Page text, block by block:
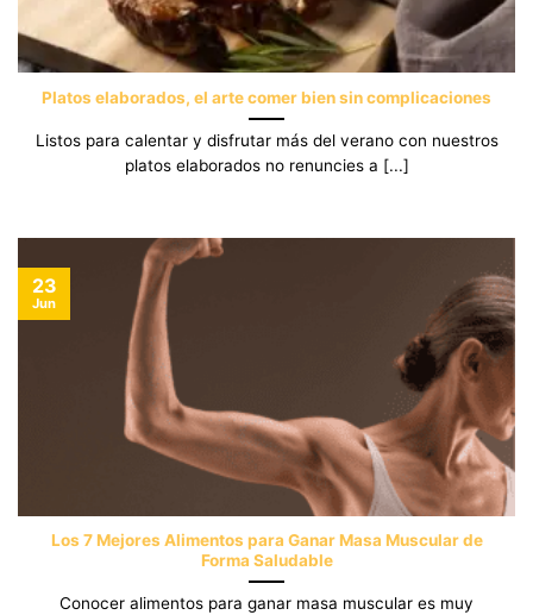
Platos elaborados, el arte comer bien sin complicaciones
Listos para calentar y disfrutar más del verano con nuestros
platos elaborados no renuncies a [...]
Los 7 Mejores Alimentos para Ganar Masa Muscular de
Forma Saludable
Conocer alimentos para ganar masa muscular es muy
23
Jun